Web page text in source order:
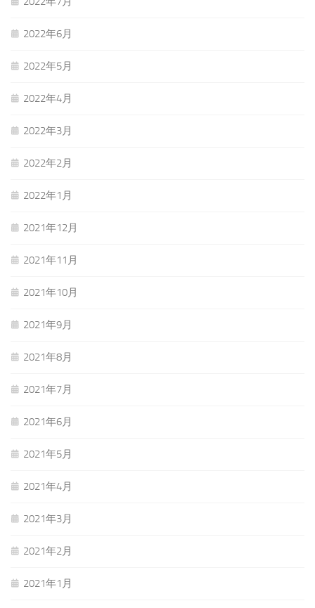
2022年6月
2022年5月
2022年4月
2022年3月
2022年2月
2022年1月
2021年12月
2021年11月
2021年10月
2021年9月
2021年8月
2021年7月
2021年6月
2021年5月
2021年4月
2021年3月
2021年2月
2021年1月